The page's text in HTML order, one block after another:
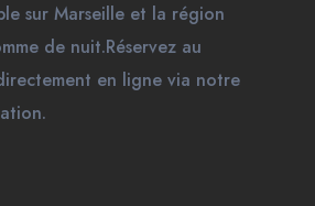
sur Marseille et la région
de nuit.Réservez au
en ligne via notre